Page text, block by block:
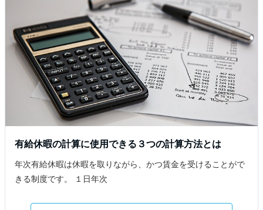
有給休暇の計算に使用できる３つの計算方法とは
年次有給休暇は休暇を取りながら、かつ賃金を受けることがで
きる制度です。 １日年次